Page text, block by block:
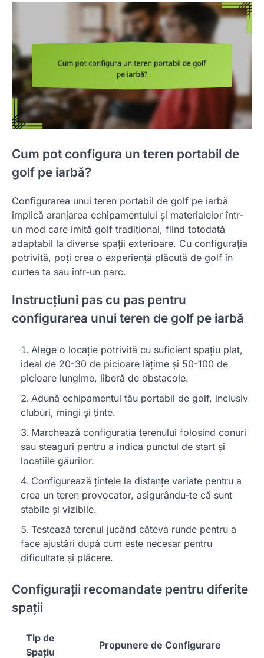
Cum pot configura un teren portabil de
golf pe iarbă?
Configurarea unui teren portabil de golf pe iarbă
implică aranjarea echipamentului și materialelor într-
un mod care imită golf tradițional, fiind totodată
adaptabil la diverse spații exterioare. Cu configurația
potrivită, poți crea o experiență plăcută de golf în
curtea ta sau într-un parc.
Instrucțiuni pas cu pas pentru
configurarea unui teren de golf pe iarbă
Alege o locație potrivită cu suficient spațiu plat,
ideal de 20-30 de picioare lățime și 50-100 de
picioare lungime, liberă de obstacole.
Adună echipamentul tău portabil de golf, inclusiv
cluburi, mingi și ținte.
Marchează configurația terenului folosind conuri
sau steaguri pentru a indica punctul de start și
locațiile găurilor.
Configurează țintele la distanțe variate pentru a
crea un teren provocator, asigurându-te că sunt
stabile și vizibile.
Testează terenul jucând câteva runde pentru a
face ajustări după cum este necesar pentru
dificultate și plăcere.
Configurații recomandate pentru diferite
spații
Tip de
Spațiu
Propunere de Configurare